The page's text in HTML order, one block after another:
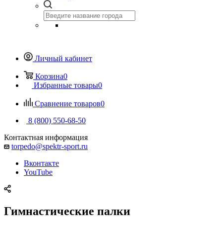
Личный кабинет
Корзина0
Избранные товары0
Сравнение товаров0
8 (800) 550-68-50
Контактная информация
torpedo@spektr-sport.ru
Вконтакте
YouTube
Гимнастические палки